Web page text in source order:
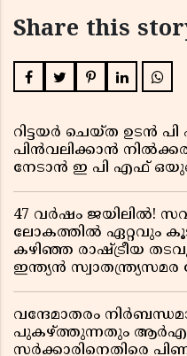
Share this
റിട്ടയർ ചെയ്ത ഉടൻ
പിൻവലിക്കാൻ
നേടാൻ ഇ പി എഫ്
47 വർഷം ജയിലിൽ!
ലോകത്തിൽ ഏറ്റവും
കഴിഞ്ഞ രാഷ്ട്രീയ
ഇന്ത്യൻ
വന്ദേമാതരം
പുകഴ്ത്തുന്നതും
സർക്കാരിനെതിരെ